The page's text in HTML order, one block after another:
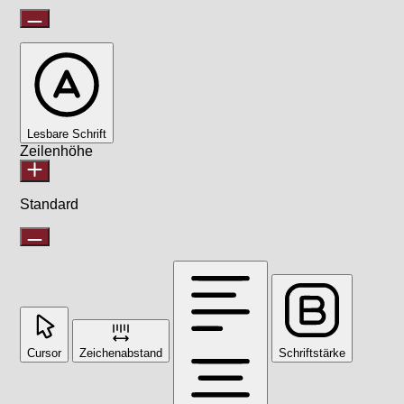
Lesbare Schrift
Zeilenhöhe
Standard
Cursor Zeichenabstand Schriftstärke